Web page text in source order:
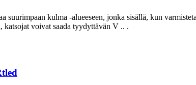
kulma -alueeseen, jonka sisällä, kun
voivat saada tyydyttävän V .. .